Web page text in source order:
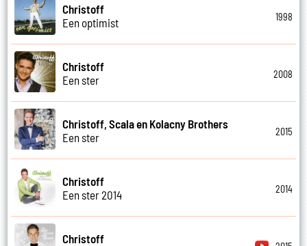
Christoff
Een optimist
1998
Christoff
Een ster
2008
Christoff, Scala en Kolacny Brothers
Een ster
2015
Christoff
Een ster 2014
2014
Christoff